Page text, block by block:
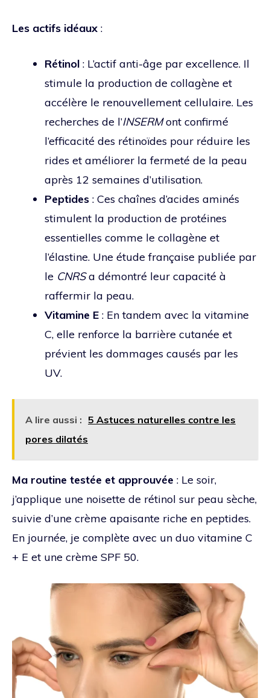
Les actifs idéaux :
Rétinol : L’actif anti-âge par excellence. Il
stimule la production de collagène et
accélère le renouvellement cellulaire. Les
recherches de l’INSERMont confirmé
l’efficacité des rétinoïdes pour réduire les
rides et améliorer la fermeté de la peau
après 12 semaines d’utilisation.
Peptides : Ces chaînes d’acides aminés
stimulent la production de protéines
essentielles comme le collagène et
l’élastine. Une étude française publiée par
le CNRSa démontré leur capacité à
raffermir la peau.
Vitamine E : En tandem avec la vitamine
C, elle renforce la barrière cutanée et
prévient les dommages causés par les
UV.
A lire aussi : 5 Astuces naturelles contre les
pores dilatés
Ma routine testée et approuvée : Le soir,
j’applique une noisette de rétinol sur peau sèche,
suivie d’une crème apaisante riche en peptides.
En journée, je complète avec un duo vitamine C
+ E et une crème SPF 50.